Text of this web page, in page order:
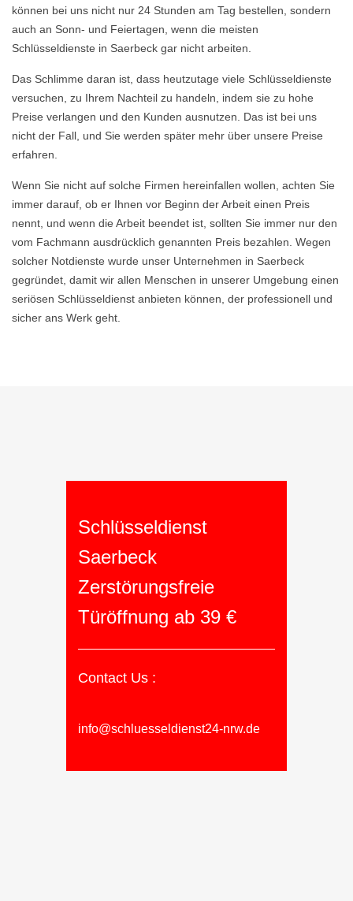
können bei uns nicht nur 24 Stunden am Tag bestellen, sondern
auch an Sonn- und Feiertagen, wenn die meisten
Schlüsseldienste in Saerbeck gar nicht arbeiten.
Das Schlimme daran ist, dass heutzutage viele Schlüsseldienste
versuchen, zu Ihrem Nachteil zu handeln, indem sie zu hohe
Preise verlangen und den Kunden ausnutzen. Das ist bei uns
nicht der Fall, und Sie werden später mehr über unsere Preise
erfahren.
Wenn Sie nicht auf solche Firmen hereinfallen wollen, achten Sie
immer darauf, ob er Ihnen vor Beginn der Arbeit einen Preis
nennt, und wenn die Arbeit beendet ist, sollten Sie immer nur den
vom Fachmann ausdrücklich genannten Preis bezahlen. Wegen
solcher Notdienste wurde unser Unternehmen in Saerbeck
gegründet, damit wir allen Menschen in unserer Umgebung einen
seriösen Schlüsseldienst anbieten können, der professionell und
sicher ans Werk geht.
Schlüsseldienst
Saerbeck
Zerstörungsfreie
Türöffnung ab 39 €
Contact Us :
info@schluesseldienst24-nrw.de